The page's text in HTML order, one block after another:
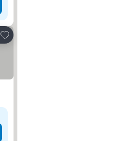
Přidat na seznam oblíbených hotelů